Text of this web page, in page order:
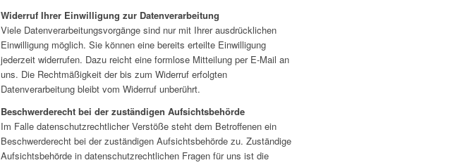
Widerruf Ihrer Einwilligung zur Datenverarbeitung
Viele Datenverarbeitungsvorgänge sind nur mit Ihrer ausdrücklichen
Einwilligung möglich. Sie können eine bereits erteilte Einwilligung
jederzeit widerrufen. Dazu reicht eine formlose Mitteilung per E-Mail an
uns. Die Rechtmäßigkeit der bis zum Widerruf erfolgten
Datenverarbeitung bleibt vom Widerruf unberührt.
Beschwerderecht bei der zuständigen Aufsichtsbehörde
Im Falle datenschutzrechtlicher Verstöße steht dem Betroffenen ein
Beschwerderecht bei der zuständigen Aufsichtsbehörde zu. Zuständige
Aufsichtsbehörde in datenschutzrechtlichen Fragen für uns ist die